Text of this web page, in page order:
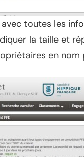
toutes les
la taille et
en